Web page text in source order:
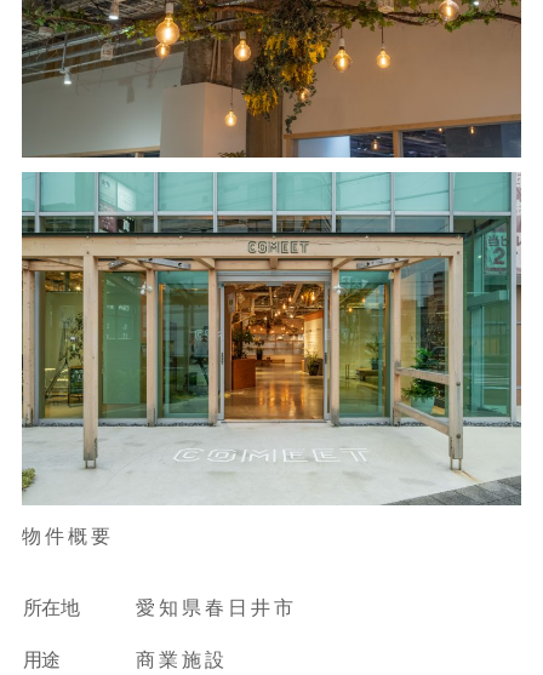
物件概要
所在地 愛知県春日井市
用途 商業施設